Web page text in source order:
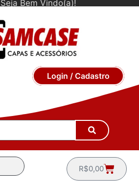
Bem Vindo(a)!
Login / Cadastro
R$0,00